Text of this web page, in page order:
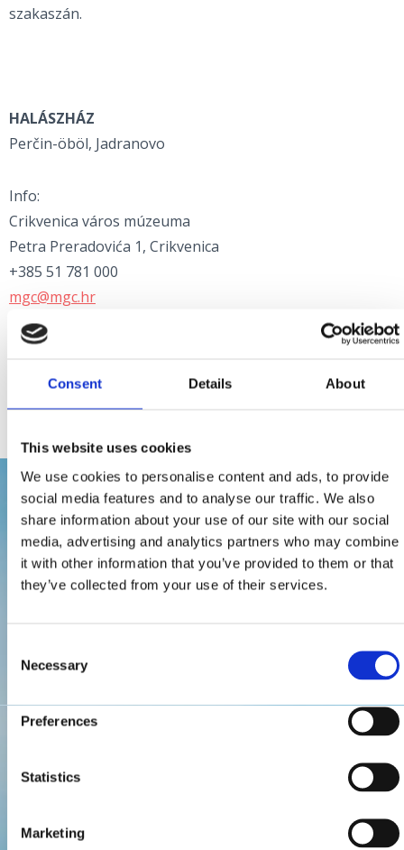
Consent Details About
This website uses cookies
We use cookies to personalise content and ads, to provide
social media features and to analyse our traffic. We also
share information about your use of our site with our social
media, advertising and analytics partners who may combine
it with other information that you’ve provided to them or that
they’ve collected from your use of their services.
Selection
Necessary
Preferences
Statistics
Marketing
szakaszán.
HALÁSZHÁZ
Perčin-öböl, Jadranovo
Info:
Crikvenica város múzeuma
Petra Preradovića 1, Crikvenica
+385 51 781 000
mgc@mgc.hr
www.mgc.hr
Nyitvatartás: július, augusztus